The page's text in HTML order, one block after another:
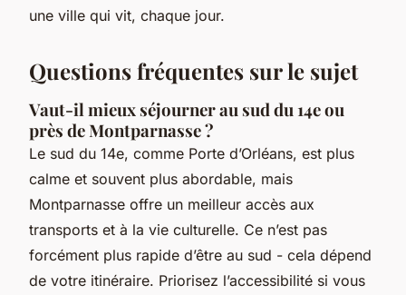
une ville qui vit, chaque jour.
Questions fréquentes sur le sujet
Vaut-il mieux séjourner au sud du 14e ou
près de Montparnasse ?
Le sud du 14e, comme Porte d’Orléans, est plus
calme et souvent plus abordable, mais
Montparnasse offre un meilleur accès aux
transports et à la vie culturelle. Ce n’est pas
forcément plus rapide d’être au sud - cela dépend
de votre itinéraire. Priorisez l’accessibilité si vous